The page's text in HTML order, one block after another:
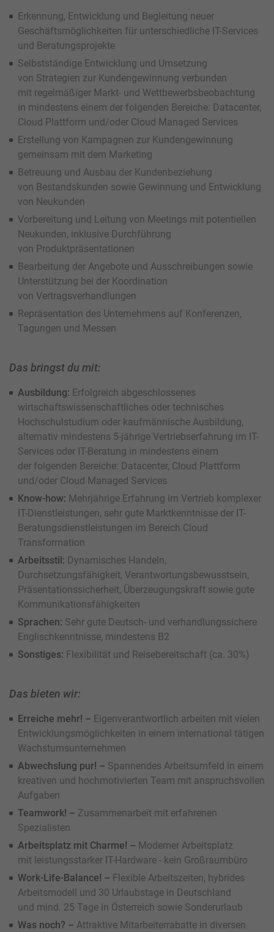
Erkennung, Entwicklung und Begleitung neuer
Geschäftsmöglichkeiten für unterschiedliche IT-Services
und Beratungsprojekte
Selbstständige Entwicklung und Umsetzung
von Strategien zur Kundengewinnung verbunden
mit regelmäßiger Markt- und Wettbewerbsbeobachtung
in mindestens einem der folgenden Bereiche: Datacenter,
Cloud Plattform und/oder Cloud Managed Services
Erstellung von Kampagnen zur Kundengewinnung
gemeinsam mit dem Marketing
Betreuung und Ausbau der Kundenbeziehung
von Bestandskunden sowie Gewinnung und Entwicklung
von Neukunden
Vorbereitung und Leitung von Meetings mit potentiellen
Neukunden, inklusive Durchführung
von Produktpräsentationen
Bearbeitung der Angebote und Ausschreibungen sowie
Unterstützung bei der Koordination
von Vertragsverhandlungen
Repräsentation des Unternehmens auf Konferenzen,
Tagungen und Messen
Das bringst du mit:
Ausbildung: Erfolgreich abgeschlossenes
wirtschaftswissenschaftliches oder technisches
Hochschulstudium oder kaufmännische Ausbildung,
alternativ mindestens 5-jährige Vertriebserfahrung im IT-
Services oder IT-Beratung in mindestens einem
der folgenden Bereiche: Datacenter, Cloud Plattform
und/oder Cloud Managed Services
Know-how: Mehrjährige Erfahrung im Vertrieb komplexer
IT-Dienstleistungen, sehr gute Marktkenntnisse der IT-
Beratungsdienstleistungen im Bereich Cloud
Transformation
Arbeitsstil: Dynamisches Handeln,
Durchsetzungsfähigkeit, Verantwortungsbewusstsein,
Präsentationssicherheit, Überzeugungskraft sowie gute
Kommunikationsfähigkeiten
Sprachen: Sehr gute Deutsch- und verhandlungssichere
Englischkenntnisse, mindestens B2
Sonstiges: Flexibilität und Reisebereitschaft (ca. 30%)
Das bieten wir:
Erreiche mehr! – Eigenverantwortlich arbeiten mit vielen
Entwicklungsmöglichkeiten in einem international tätigen
Wachstumsunternehmen
Abwechslung pur! – Spannendes Arbeitsumfeld in einem
kreativen und hochmotivierten Team mit anspruchsvollen
Aufgaben
Teamwork! – Zusammenarbeit mit erfahrenen
Spezialisten
Arbeitsplatz mit Charme! – Moderner Arbeitsplatz
mit leistungsstarker IT-Hardware - kein Großraumbüro
Work-Life-Balance! – Flexible Arbeitszeiten, hybrides
Arbeitsmodell und 30 Urlaubstage in Deutschland
und mind. 25 Tage in Österreich sowie Sonderurlaub
Was noch? – Attraktive Mitarbeiterrabatte in diversen